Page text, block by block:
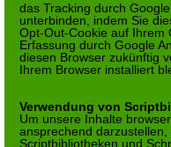
das Tracking durch
unterbinden, indem Sie
Opt-Out-Cookie auf Ihrem
Erfassung durch Google
diesen Browser zukünftig
Ihrem Browser installiert
Verwendung von
Um unsere Inhalte
ansprechend
Scriptbibliotheken und